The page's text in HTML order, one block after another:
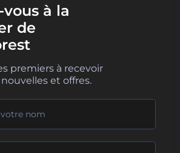
à la
de
premiers à recevoir
et offres.